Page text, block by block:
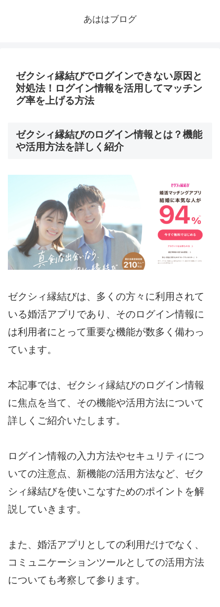
あははブログ
ゼクシィ縁結びでログインできない原因と
対処法！ログイン情報を活用してマッチン
グ率を上げる方法
ゼクシィ縁結びのログイン情報とは？機能
や活用方法を詳しく紹介
ゼクシィ縁結びは、多くの方々に利用されて
いる婚活アプリであり、そのログイン情報に
は利用者にとって重要な機能が数多く備わっ
ています。
本記事では、ゼクシィ縁結びのログイン情報
に焦点を当て、その機能や活用方法について
詳しくご紹介いたします。
ログイン情報の入力方法やセキュリティにつ
いての注意点、新機能の活用方法など、ゼク
シィ縁結びを使いこなすためのポイントを解
説していきます。
また、婚活アプリとしての利用だけでなく、
コミュニケーションツールとしての活用方法
についても考察して参ります。